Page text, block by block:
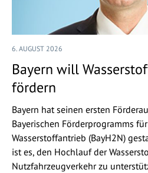
6. AUGUST 2026
Bayern will
fördern
Bayern hat seinen ersten
Bayerischen Förderprogramms
Wasserstoffantrieb (BayH2N)
ist es, den Hochlauf der
Nutzfahrzeugverkehr zu